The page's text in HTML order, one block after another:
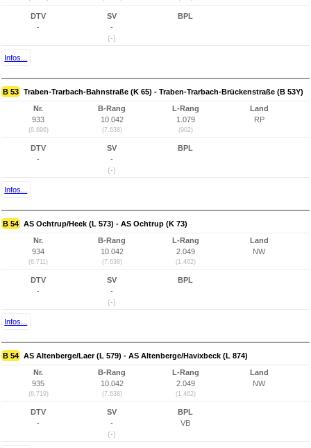
DTV
-
SV
-
(-)
BPL
Infos...
B 53 Traben-Trarbach-Bahnstraße (K 65) - Traben-Trarbach-Brückenstraße (B 53Y)
Nr.
933
(6.696)
B-Rang
10.042
(7.638)
L-Rang
1.079
(902)
Land
RP
DTV
-
SV
-
(-)
BPL
Infos...
B 54 AS Ochtrup/Heek (L 573) - AS Ochtrup (K 73)
Nr.
934
(6.711)
B-Rang
10.042
(7.638)
L-Rang
2.049
(1.462)
Land
NW
DTV
-
SV
-
(-)
BPL
Infos...
B 54 AS Altenberge/Laer (L 579) - AS Altenberge/Havixbeck (L 874)
Nr.
935
(6.719)
B-Rang
10.042
(7.638)
L-Rang
2.049
(1.462)
Land
NW
DTV
-
SV
-
(-)
BPL
VB